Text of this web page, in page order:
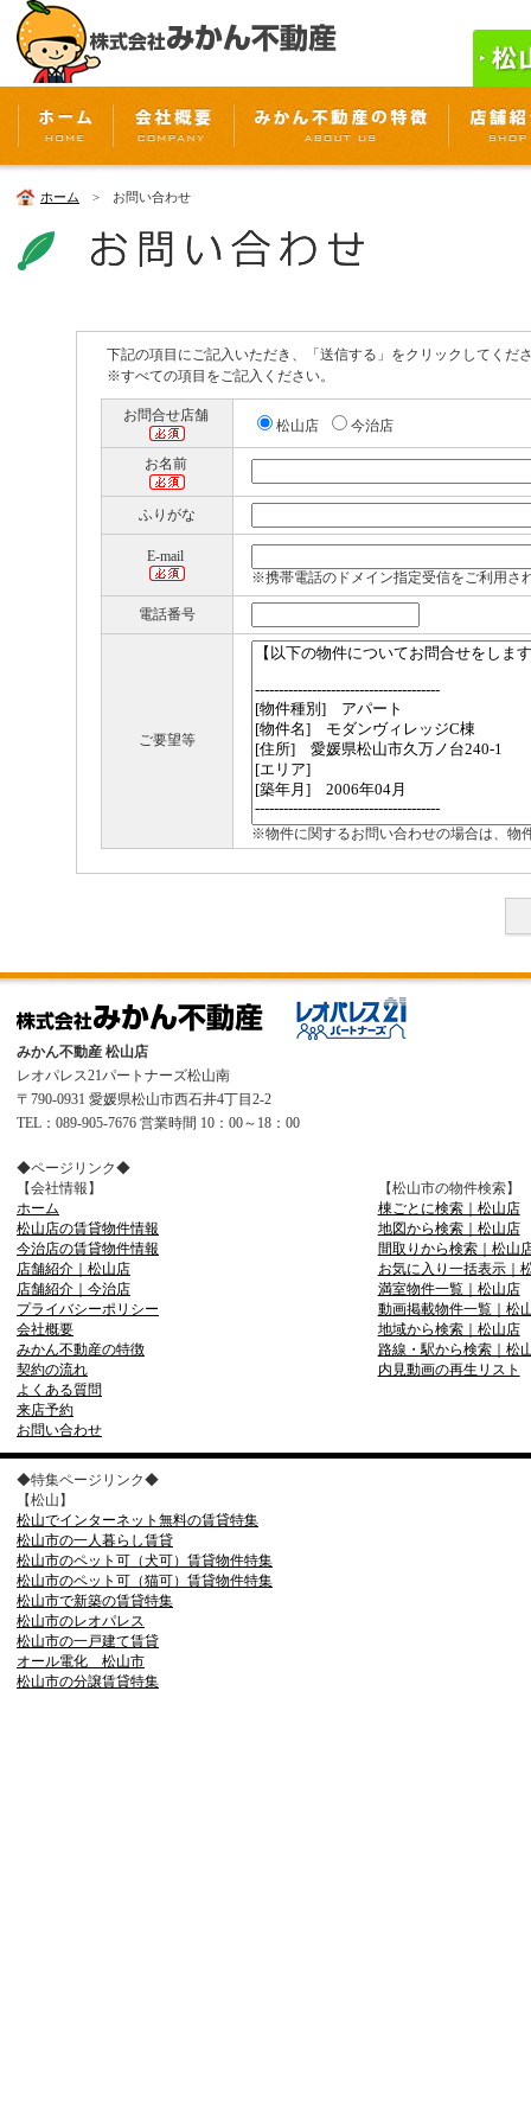
ホーム > お問い合わせ
下記の項目にご記入いただき、「送信する」をクリックしてくだ
※すべての項目をご記入ください。
お問合せ店舗
松山店 今治店
お名前
ふりがな
E-mail
※携帯電話のドメイン指定受信をご利用さ
電話番号
ご要望等
※物件に関するお問い合わせの場合は、物
みかん不動産 松山店
レオパレス21パートナーズ松山南
〒790-0931 愛媛県松山市西石井4丁目2-2
TEL：089-905-7676 営業時間 10：00～18：00
◆ページリンク◆
【会社情報】
ホーム
松山店の賃貸物件情報
今治店の賃貸物件情報
店舗紹介｜松山店
店舗紹介｜今治店
プライバシーポリシー
会社概要
みかん不動産の特徴
契約の流れ
よくある質問
来店予約
お問い合わせ
【松山市の物件検索】
棟ごとに検索｜松山店
地図から検索｜松山店
間取りから検索｜松山
お気に入り一括表示｜
満室物件一覧｜松山店
動画掲載物件一覧｜松
地域から検索｜松山店
路線・駅から検索｜松
内見動画の再生リスト
◆特集ページリンク◆
【松山】
松山でインターネット無料の賃貸特集
松山市の一人暮らし賃貸
松山市のペット可（犬可）賃貸物件特集
松山市のペット可（猫可）賃貸物件特集
松山市で新築の賃貸特集
松山市のレオパレス
松山市の一戸建て賃貸
オール電化 松山市
松山市の分譲賃貸特集